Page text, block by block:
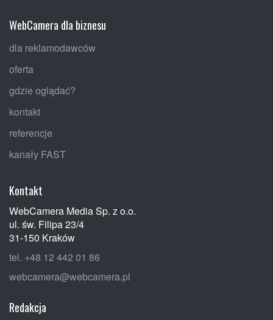
WebCamera dla biznesu
dla reklamodawców
oferta
gdzie oglądać?
kontakt
referencje
kanały FAST
Kontakt
WebCamera Media Sp. z o.o.
ul. św. Filipa 23/4
31-150 Kraków
tel. +48 12 442 01 86
webcamera@webcamera.pl
Redakcja